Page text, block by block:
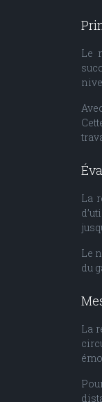
Le
La
Le
du
La